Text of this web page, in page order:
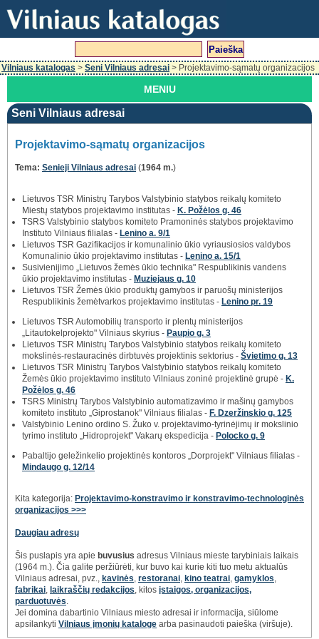
Vilniaus katalogas > Seni Vilniaus adresai > Projektavimo-sąmatų organizacijos
MENIU
Seni Vilniaus adresai
Projektavimo-sąmatų organizacijos
Tema: Senieji Vilniaus adresai (1964 m.)
Lietuvos TSR Ministrų Tarybos Valstybinio statybos reikalų komiteto
Miestų statybos projektavimo institutas - K. Požėlos g. 46
TSRS Valstybinio statybos komiteto Pramoninės statybos projektavimo
Instituto Vilniaus filialas - Lenino a. 9/1
Lietuvos TSR Gazifikacijos ir komunalinio ūkio vyriausiosios valdybos
Komunalinio ūkio projektavimo institutas - Lenino a. 15/1
Susivienijimo „Lietuvos žemės ūkio technika" Respublikinis vandens
ūkio projektavimo institutas - Muziejaus g. 10
Lietuvos TSR Žemės ūkio produktų gamybos ir paruošų ministerijos
Respublikinis žemėtvarkos projektavimo institutas - Lenino pr. 19
Lietuvos TSR Automobilių transporto ir plentų ministerijos
„Litautokelprojekto" Vilniaus skyrius - Paupio g. 3
Lietuvos TSR Ministrų Tarybos Valstybinio statybos reikalų komiteto
mokslinės-restauracinės dirbtuvės projektinis sektorius - Švietimo g. 13
Lietuvos TSR Ministrų Tarybos Valstybinio statybos reikalų komiteto
Žemės ūkio projektavimo instituto Vilniaus zoninė projektinė grupė - K.
Požėlos g. 46
TSRS Ministrų Tarybos Valstybinio automatizavimo ir mašinų gamybos
komiteto instituto „Giprostanok" Vilniaus filialas - F. Dzeržinskio g. 125
Valstybinio Lenino ordino S. Žuko v. projektavimo-tyrinėjimų ir mokslinio
tyrimo instituto „Hidroprojekt" Vakarų ekspedicija - Polocko g. 9
Pabaltijo geležinkelio projektinės kontoros „Dorprojekt" Vilniaus filialas -
Mindaugo g. 12/14
Kita kategorija: Projektavimo-konstravimo ir konstravimo-technologinės
organizacijos >>>
Daugiau adresų
Šis puslapis yra apie buvusius adresus Vilniaus mieste tarybiniais laikais
(1964 m.). Čia galite peržiūrėti, kur buvo kai kurie kiti tuo metu aktualūs
Vilniaus adresai, pvz., kavinės restoranai kino teatrai gamyklos
fabrikai laikraščių redakcijos , kitos įstaigos, organizacijos,
parduotuvės
Jei domina dabartinio Vilniaus miesto adresai ir informacija, siūlome
apsilankyti Vilniaus įmonių kataloge arba pasinaudoti paieška (viršuje).